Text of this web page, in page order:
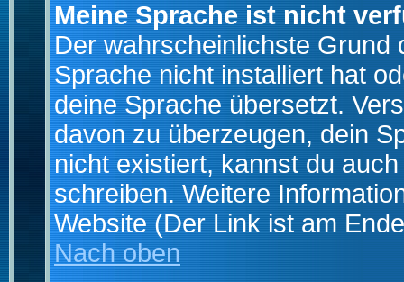
Meine Sprache ist nicht
Der wahrscheinlichste Grund
Sprache nicht installiert hat
deine Sprache übersetzt.
davon zu überzeugen, dein
nicht existiert, kannst du
schreiben. Weitere
Website (Der Link ist am
Nach oben